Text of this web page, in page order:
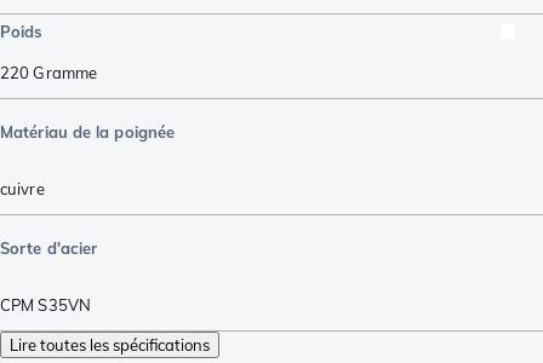
Poids
220Gramme
Matériau de la poignée
cuivre
Sorte d'acier
CPM S35VN
Lire toutes les spécifications